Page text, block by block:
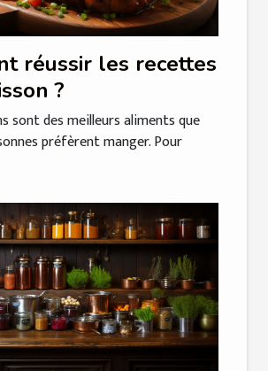
réussir les recettes
?
sont des meilleurs aliments que
préfèrent manger. Pour